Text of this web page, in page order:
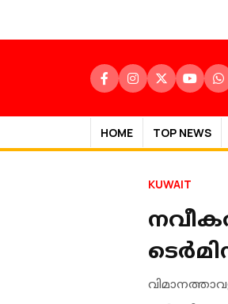
HOME TOP NEWS
KUWAIT